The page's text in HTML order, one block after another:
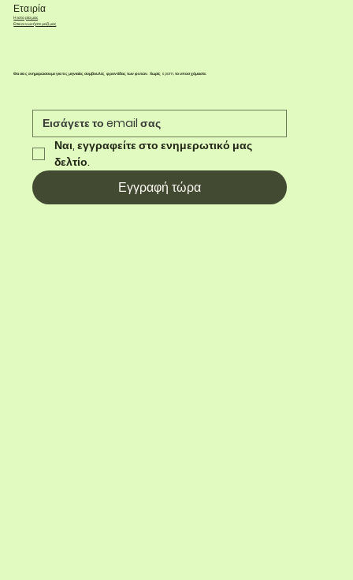
Εταιρία
Η ιστορία μας
Επικοινωνήστε μαζί μας
Θα σας ενημερώσουμε για τις μηνιαίες συμβουλές φροντίδας των φυτών. Χωρίς spam, το υποσχόμαστε.
Ναι, εγγραφείτε στο ενημερωτικό μας
δελτίο.
Εγγραφή τώρα